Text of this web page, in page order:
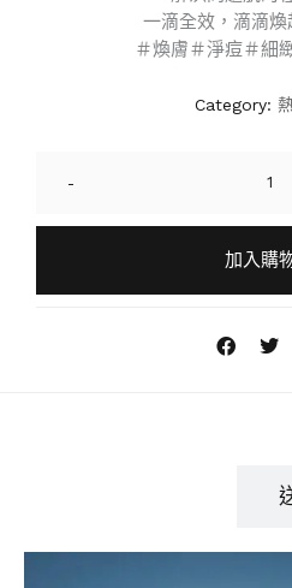
一滴全效，滴滴
＃煥膚＃淨痘＃細
Category:
-
加入購